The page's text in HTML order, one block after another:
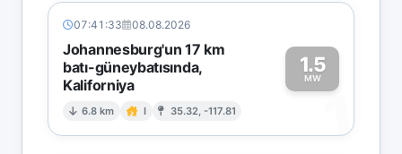
07:41:33 08.08.2026
Johannesburg'un 17 km
batı-güneybatısında,
Kaliforniya
6.8 km I 35.32, -117.81
1.5
MW
1